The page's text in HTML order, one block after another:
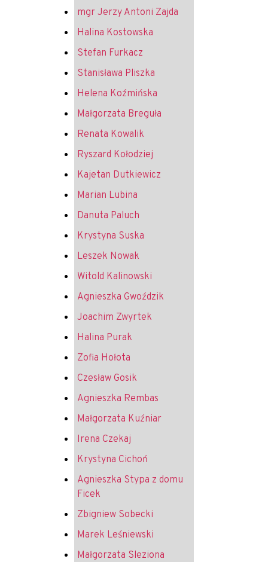
mgr Jerzy Antoni Zajda
Halina Kostowska
Stefan Furkacz
Stanisława Pliszka
Helena Koźmińska
Małgorzata Breguła
Renata Kowalik
Ryszard Kołodziej
Kajetan Dutkiewicz
Marian Lubina
Danuta Paluch
Krystyna Suska
Leszek Nowak
Witold Kalinowski
Agnieszka Gwoździk
Joachim Zwyrtek
Halina Purak
Zofia Hołota
Czesław Gosik
Agnieszka Rembas
Małgorzata Kuźniar
Irena Czekaj
Krystyna Cichoń
Agnieszka Stypa z domu
Ficek
Zbigniew Sobecki
Marek Leśniewski
Małgorzata Sleziona